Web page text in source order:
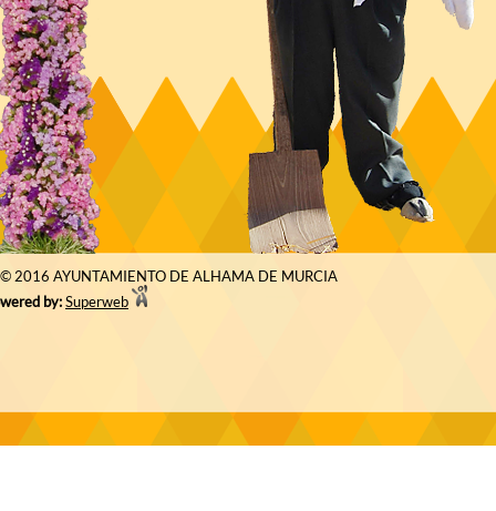
© 2016 AYUNTAMIENTO DE ALHAMA DE MURCIA
by:Superweb